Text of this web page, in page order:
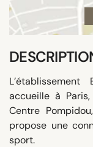
accueille à
Centre
propose une
sport.